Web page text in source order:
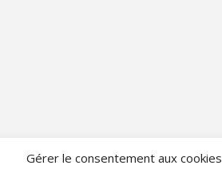
Gérer le consentement aux cookies